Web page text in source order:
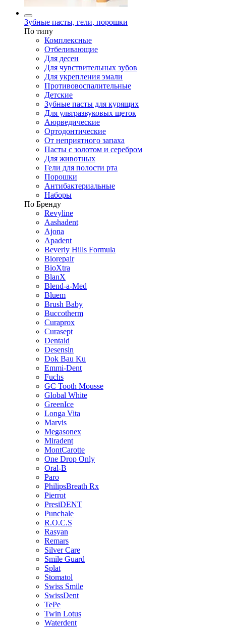
Зубные пасты, гели, порошки
По типу
Комплексные
Отбеливающие
Для десен
Для чувствительных зубов
Для укрепления эмали
Противовоспалительные
Детские
Зубные пасты для курящих
Для ультразвуковых щеток
Аюрведические
Ортодонтические
От неприятного запаха
Пасты с золотом и серебром
Для животных
Гели для полости рта
Порошки
Антибактериальные
Наборы
По Бренду
Revyline
Aashadent
Ajona
Apadent
Beverly Hills Formula
Biorepair
BioXtra
BlanX
Blend-a-Med
Bluem
Brush Baby
Buccotherm
Curaprox
Curasept
Dentaid
Desensin
Dok Bau Ku
Emmi-Dent
Fuchs
GC Tooth Mousse
Global White
GreenIce
Longa Vita
Marvis
Megasonex
Miradent
MontCarotte
One Drop Only
Oral-B
Paro
PhilipsBreath Rx
Pierrot
PresiDENT
Punchale
R.O.C.S
Rasyan
Remars
Silver Care
Smile Guard
Splat
Stomatol
Swiss Smile
SwissDent
TePe
Twin Lotus
Waterdent